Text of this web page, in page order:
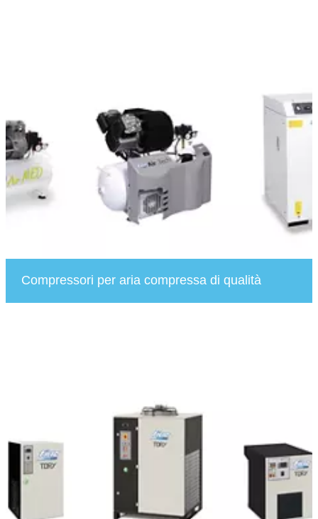
Compressori per aria compressa di qualità